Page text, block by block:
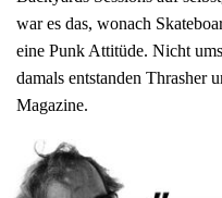
war es das, wonach
eine Punk Attitüde. Nicht
damals entstanden Thrasher
Magazine.